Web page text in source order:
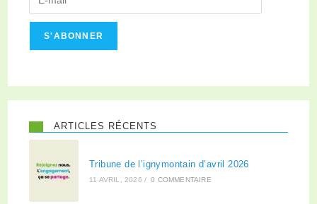
S'ABONNER
ARTICLES RÉCENTS
Tribune de l’ignymontain d’avril 2026
11 AVRIL, 2026 / 0 COMMENTAIRE